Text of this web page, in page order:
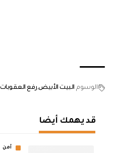
الوسوم البيت الأبيض رفع العقوبات
قد يهمك أيضا
أمن